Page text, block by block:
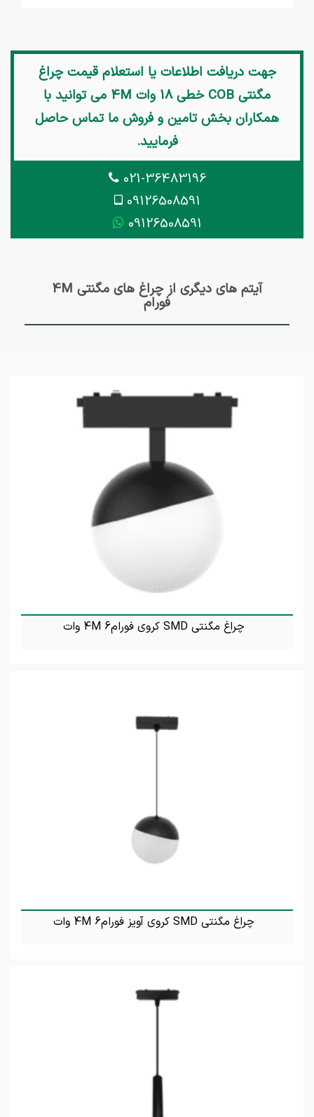
جهت دریافت اطلاعات یا استعلام قیمتچراغ
مگنتی COB خطی 18 وات 4M
می توانید با
همکاران بخش تامین و فروش ما تماس حاصل
فرمایید.
021-36483196
09126508591
09126508591
آیتم های دیگری از چراغ های مگنتی 4M
فورام
چراغ مگنتی SMD کروی فورام4M 6 وات
چراغ مگنتی SMD کروی آویز فورام4M 6 وات